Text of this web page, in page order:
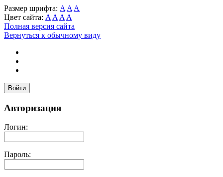
Размер шрифта: A A A
Цвет сайта: A A A A
Полная версия сайта
Вернуться к обычному виду
Войти
Авторизация
Логин:
Пароль: